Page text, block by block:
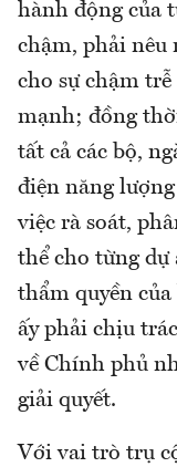
hành động của
chậm, phải nêu
cho sự chậm
mạnh; đồng
tất cả các bộ,
điện năng
việc rà soát,
thể cho từng
thẩm quyền
ấy phải chịu
về Chính phủ
giải quyết.
Với vai trò trụ